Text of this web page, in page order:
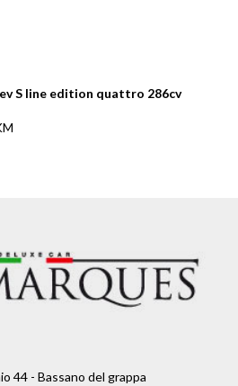
S line edition quattro 286cv
44 - Bassano del grappa